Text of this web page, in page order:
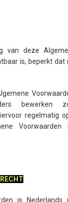
van deze
is, beperkt dat
bewerken
regelmatig
is Nederlands